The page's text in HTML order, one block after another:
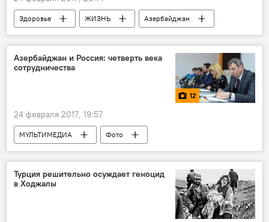
Здоровье ЖИЗНЬ
Азербайджан
Новости
Министерство сельского хозяйства АР
Мониторинг
Азербайджан и Россия: четверть века
сотрудничества
12
24 февраля 2017, 19:57
МУЛЬТИМЕДИА
Фото
Пресс-центр
Баку
Сергей Марков
Никита Исаев
Оксана Пушкина
Александр Ющенко
Турция решительно осуждает геноцид
в Ходжалы